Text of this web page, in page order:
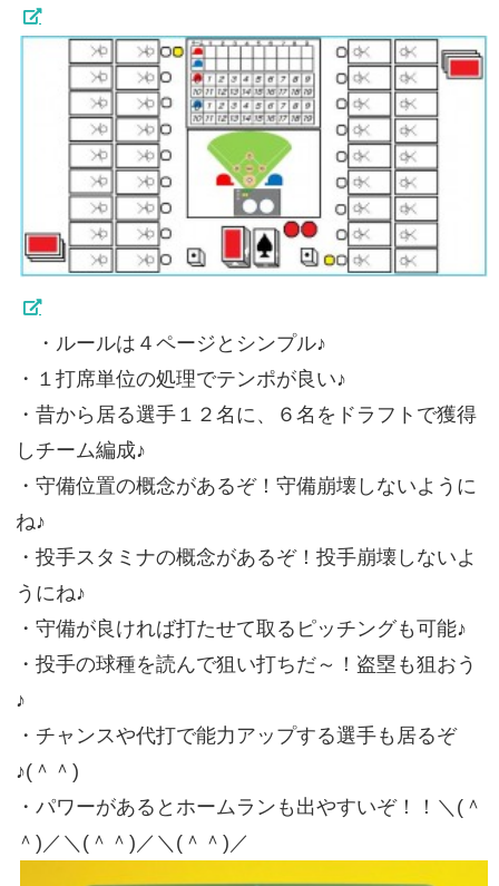
・ルールは４ページとシンプル♪
・１打席単位の処理でテンポが良い♪
・昔から居る選手１２名に、６名をドラフトで獲得
しチーム編成♪
・守備位置の概念があるぞ！守備崩壊しないように
ね♪
・投手スタミナの概念があるぞ！投手崩壊しないよ
うにね♪
・守備が良ければ打たせて取るピッチングも可能♪
・投手の球種を読んで狙い打ちだ～！盗塁も狙おう
♪
・チャンスや代打で能力アップする選手も居るぞ
♪(＾＾)
・パワーがあるとホームランも出やすいぞ！！＼(＾
＾)／＼(＾＾)／＼(＾＾)／